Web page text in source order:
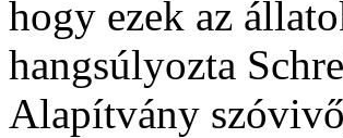
hogy ezek az
hangsúlyozta
Alapítvány